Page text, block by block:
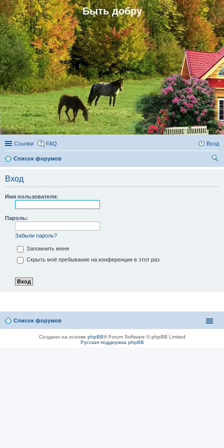
Быть добру
Ссылки FAQ Вход
Список форумов
Вход
Имя пользователя:
Пароль:
Забыли пароль?
Запомнить меня
Скрыть моё пребывание на конференции в этот раз
Список форумов
Создано на основе phpBB® Forum Software © phpBB Limited
Русская поддержка phpBB